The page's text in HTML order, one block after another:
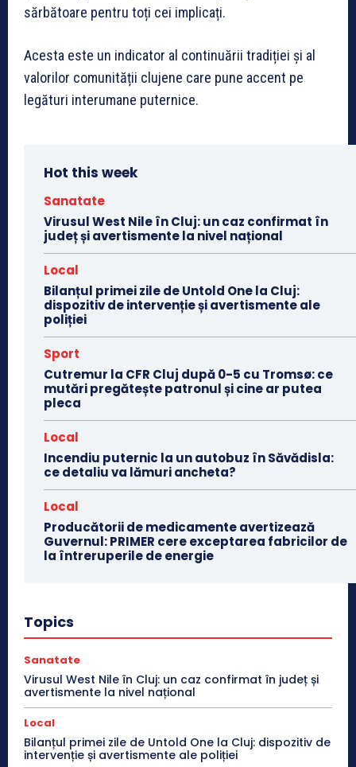
sărbătoare pentru toți cei implicați.
Acesta este un indicator al continuării tradiției și al
valorilor comunității clujene care pune accent pe
legături interumane puternice.
Hot this week
Sanatate
Virusul West Nile în Cluj: un caz confirmat în
județ și avertismente la nivel național
Local
Bilanțul primei zile de Untold One la Cluj:
dispozitiv de intervenție și avertismente ale
poliției
Sport
Cutremur la CFR Cluj după 0-5 cu Tromsø: ce
mutări pregătește patronul și cine ar putea
pleca
Local
Incendiu puternic la un autobuz în Săvădisla:
ce detaliu va lămuri ancheta?
Local
Producătorii de medicamente avertizează
Guvernul: PRIMER cere exceptarea fabricilor de
la întreruperile de energie
Topics
Sanatate
Virusul West Nile în Cluj: un caz confirmat în județ și
avertismente la nivel național
Local
Bilanțul primei zile de Untold One la Cluj: dispozitiv de
intervenție și avertismente ale poliției